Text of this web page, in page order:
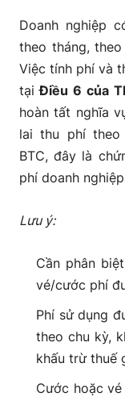
Doanh nghiệp
theo tháng,
Việc tính phí và
tại Điều 6 của
hoàn tất nghĩa
lai thu phí theo
BTC, đây là
phí doanh
Lưu ý:
Cần phân
vé/cước phí
Phí sử dụng
theo chu kỳ,
khấu trừ thuế
Cước hoặc